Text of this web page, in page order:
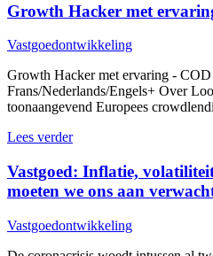
Growth Hacker met
Vastgoedontwikkeling
Growth Hacker met ervaring - COD
Frans/Nederlands/Engels+ Over
toonaangevend Europees
Lees verder
Vastgoed: Inflatie,
moeten we ons aan
Vastgoedontwikkeling